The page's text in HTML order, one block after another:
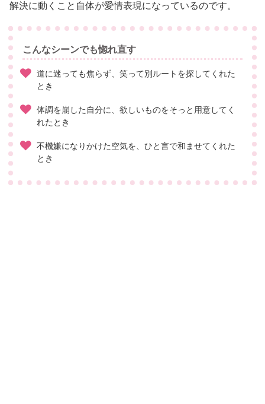
解決に動くこと自体が愛情表現になっているのです。
こんなシーンでも惚れ直す
道に迷っても焦らず、笑って別ルートを探してくれた
とき
体調を崩した自分に、欲しいものをそっと用意してく
れたとき
不機嫌になりかけた空気を、ひと言で和ませてくれた
とき